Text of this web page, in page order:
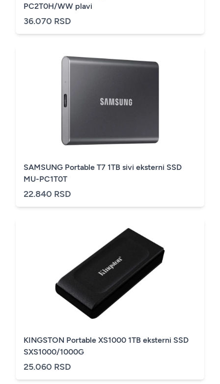
PC2T0H/WW plavi
36.070 RSD
SAMSUNG Portable T7 1TB sivi eksterni SSD
MU-PC1T0T
22.840 RSD
KINGSTON Portable XS1000 1TB eksterni SSD
SXS1000/1000G
25.060 RSD